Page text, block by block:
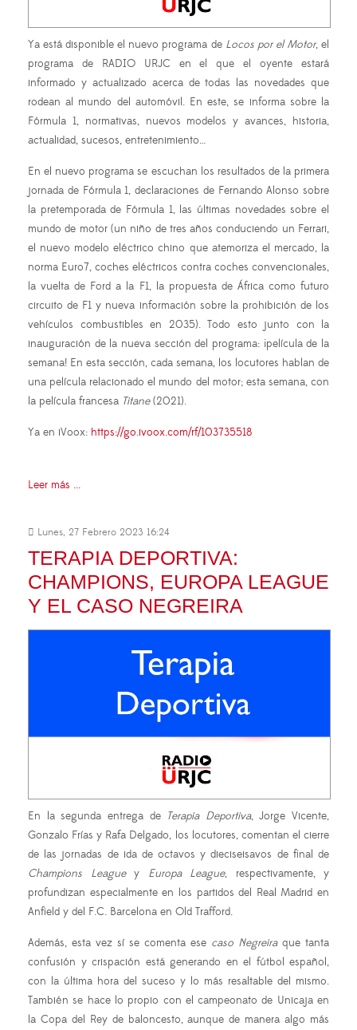
Ya está disponible el nuevo programa de Locos por el Motor, el
programa de RADIO URJC en el que el oyente estará
informado y actualizado acerca de todas las novedades que
rodean al mundo del automóvil. En este, se informa sobre la
Fórmula 1, normativas, nuevos modelos y avances, historia,
actualidad, sucesos, entretenimiento…
En el nuevo programa se escuchan los resultados de la primera
jornada de Fórmula 1, declaraciones de Fernando Alonso sobre
la pretemporada de Fórmula 1, las últimas novedades sobre el
mundo de motor (un niño de tres años conduciendo un Ferrari,
el nuevo modelo eléctrico chino que atemoriza el mercado, la
norma Euro7, coches eléctricos contra coches convencionales,
la vuelta de Ford a la F1, la propuesta de África como futuro
circuito de F1 y nueva información sobre la prohibición de los
vehículos combustibles en 2035). Todo esto junto con la
inauguración de la nueva sección del programa: ¡película de la
semana! En esta sección, cada semana, los locutores hablan de
una película relacionado el mundo del motor; esta semana, con
la película francesa Titane(2021).
Ya en iVoox: https://go.ivoox.com/rf/103735518
Leer más ...
Lunes, 27 Febrero 2023 16:24
TERAPIA DEPORTIVA:
CHAMPIONS, EUROPA LEAGUE
Y EL CASO NEGREIRA
En la segunda entrega de Terapia Deportiva, Jorge Vicente,
Gonzalo Frías y Rafa Delgado, los locutores, comentan el cierre
de las jornadas de ida de octavos y dieciseisavos de final de
Champions Leaguey Europa League, respectivamente, y
profundizan especialmente en los partidos del Real Madrid en
Anfield y del F.C. Barcelona en Old Trafford.
Además, esta vez sí se comenta ese caso Negreiraque tanta
confusión y crispación está generando en el fútbol español,
con la última hora del suceso y lo más resaltable del mismo.
También se hace lo propio con el campeonato de Unicaja en
la Copa del Rey de baloncesto, aunque de manera algo más